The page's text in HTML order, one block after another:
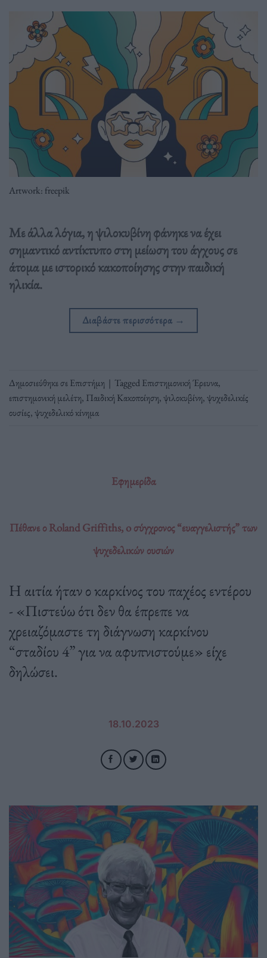
Artwork: freepik
Με άλλα λόγια, η ψιλοκυβίνη φάνηκε να έχει
σημαντικό αντίκτυπο στη μείωση του άγχους σε
άτομα με ιστορικό κακοποίησης στην παιδική
ηλικία.
Διαβάστε περισσότερα →
Δημοσιεύθηκε σεΕπιστήμη | TaggedΕπιστημονική Έρευνα,
επιστημονική μελέτη, Παιδική Κακοποίηση,ψιλοκυβίνη,ψυχεδελικές
ουσίες,ψυχεδελικό κίνημα
Εφημερίδα
Πέθανε ο Roland Griffiths, o σύγχρονος “ευαγγελιστής” των
ψυχεδελικών ουσιών
Η αιτία ήταν ο καρκίνος του παχέος εντέρου
- «Πιστεύω ότι δεν θα έπρεπε να
χρειαζόμαστε τη διάγνωση καρκίνου
“σταδίου 4” για να αφυπνιστούμε» είχε
δηλώσει.
18.10.2023